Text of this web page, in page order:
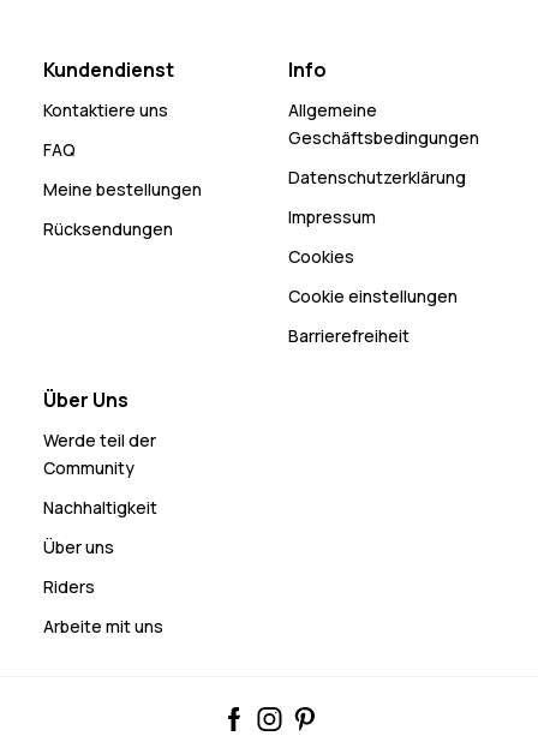
Kundendienst
Kontaktiere uns
FAQ
Meine bestellungen
Rücksendungen
Info
Allgemeine
Geschäftsbedingungen
Datenschutzerklärung
Impressum
Cookies
Cookie einstellungen
Barrierefreiheit
Über Uns
Werde teil der
Community
Nachhaltigkeit
Über uns
Riders
Arbeite mit uns